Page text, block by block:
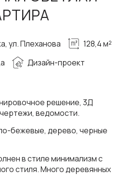
решение, 3Д
ведомости.
бежевые, дерево, черные
в стиле минимализм с
стиля. Много деревянных
ул. Плеханова
128,4 м²
Дизайн-проект